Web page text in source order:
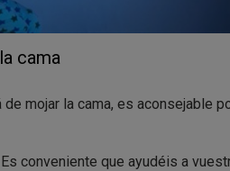
cama
mojar la cama, es aconsejable
Es conveniente que ayudéis a